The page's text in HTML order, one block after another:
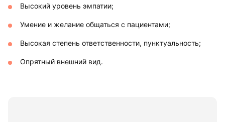
Высокий уровень эмпатии;
Умение и желание общаться с пациентами;
Высокая степень ответственности, пунктуальность;
Опрятный внешний вид.